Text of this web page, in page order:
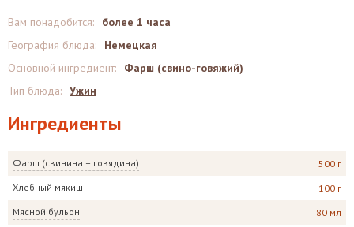
Ингредиенты
Фарш (свинина + говядина) 500 г
Хлебный мякиш 100 г
Мясной бульон 80 мл
Вам понадобится:
более 1 часа
География блюда:
Немецкая
Основной ингредиент:
Фарш (свино-говяжий)
Тип блюда: Ужин